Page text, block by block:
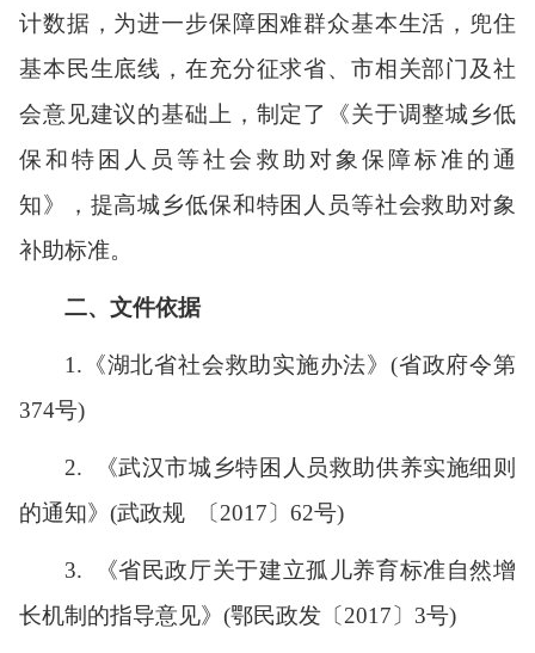
计数据，为进一步保障困难群众基本生活，兜住
基本民生底线，在充分征求省、市相关部门及社
会意见建议的基础上，制定了《关于调整城乡低
保和特困人员等社会救助对象保障标准的通
知》，提高城乡低保和特困人员等社会救助对象
补助标准。
二、文件依据
1. 《湖北省社会救助实施办法》(省政府令第
374号)
2.
《武汉市城乡特困人员救助供养实施细则
的通知》(武政规
〔 2017 〕 62号)
3.
《省民政厅关于建立孤儿养育标准自然增
长机制的指导意见》(鄂民政发 〔 2017 〕 3号)